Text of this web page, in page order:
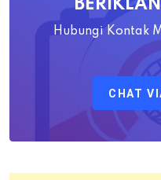
Pertanahan
Kota
Hubungi Kontak
CHAT